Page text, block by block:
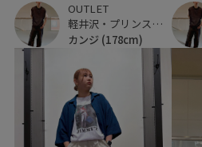
OUTLET
軽井沢・プリンスショッピングプラザ
カンジ (178cm)